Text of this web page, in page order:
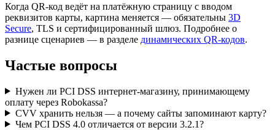
Когда QR-код ведёт на платёжную страницу с вводом
реквизитов карты, картина меняется — обязательны 3D
Secure, TLS и сертифицированный шлюз. Подробнее о
разнице сценариев — в разделе динамических QR-кодов.
Частые вопросы
Нужен ли PCI DSS интернет-магазину, принимающему
оплату через Robokassa?
CVV хранить нельзя — а почему сайты запоминают карту?
Чем PCI DSS 4.0 отличается от версии 3.2.1?